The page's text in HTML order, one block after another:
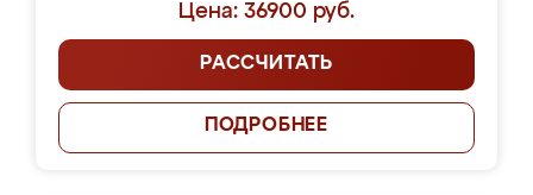
Цена: 36900 руб.
РАССЧИТАТЬ
ПОДРОБНЕЕ